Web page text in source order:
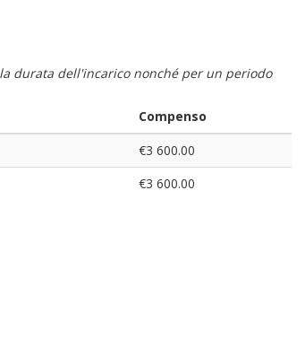
durata dell'incarico nonché per un periodo
Compenso
€3 600.00
€3 600.00